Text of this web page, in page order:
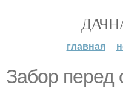
главная
Забор перед